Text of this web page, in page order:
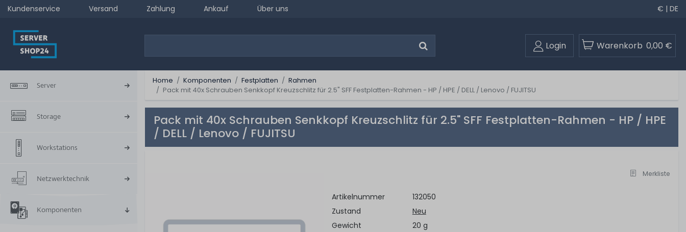
Kundenservice Versand Zahlung Ankauf Über uns € | DE
Login Warenkorb 0,00 €
Server
Storage
Workstations
Netzwerktechnik
Komponenten
Home Komponenten Festplatten
Rahmen
Pack mit 40x Schrauben Senkkopf Kreuzschlitz für 2.5" SFF Festplatten-Rahmen - HP / HPE / DELL / Lenovo / FUJITSU
Pack mit 40x Schrauben Senkkopf Kreuzschlitz für 2.5" SFF Festplatten-Rahmen - HP / HPE
/ DELL / Lenovo / FUJITSU
Merkliste
Artikelnummer
132050
Zustand
Neu
Gewicht
20 g